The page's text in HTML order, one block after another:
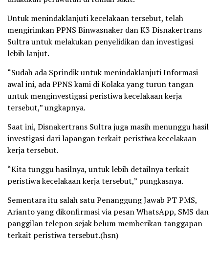
Untuk menindaklanjuti kecelakaan tersebut, telah
mengirimkan PPNS Binwasnaker dan K3 Disnakertrans
Sultra untuk melakukan penyelidikan dan investigasi
lebih lanjut.
“Sudah ada Sprindik untuk menindaklanjuti Informasi
awal ini, ada PPNS kami di Kolaka yang turun tangan
untuk menginvestigasi peristiwa kecelakaan kerja
tersebut,” ungkapnya.
Saat ini, Disnakertrans Sultra juga masih menunggu hasil
investigasi dari lapangan terkait peristiwa kecelakaan
kerja tersebut.
“Kita tunggu hasilnya, untuk lebih detailnya terkait
peristiwa kecelakaan kerja tersebut,” pungkasnya.
Sementara itu salah satu Penanggung Jawab PT PMS,
Arianto yang dikonfirmasi via pesan WhatsApp, SMS dan
panggilan telepon sejak belum memberikan tanggapan
terkait peristiwa tersebut.(hsn)